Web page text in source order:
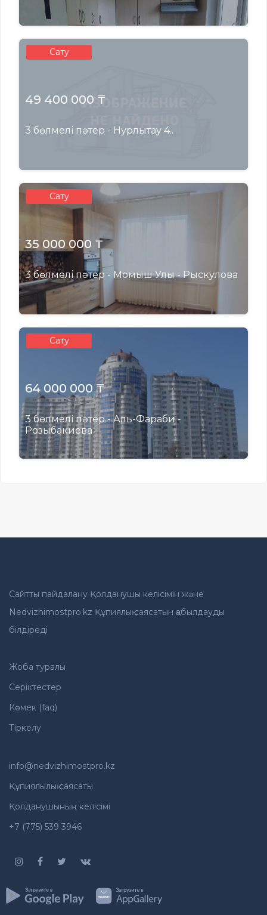
Сату
49 400 000 ₸
3 бөлмелі пәтер - Нурлытау 4..
Сату
35 000 000 ₸
3 бөлмелі пәтер - Момыш Улы - Рыскулова
Сату
64 000 000 ₸
3 бөлмелі пәтер - Аль-Фараби -
Розыбакиева
Сайтты пайдалану Қолданушы келісімін және
Nedvizhimostpro.kz Құпиялық саясатын қабылдауды
білдіреді
Жоба туралы
Серіктестер
Көмек (faq)
Тіркелу
info@nedvizhimostpro.kz
Құпиялылық саясаты
Қолданушының келісімі
+7 (775) 539 3946